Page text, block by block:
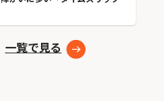
一覧で見る